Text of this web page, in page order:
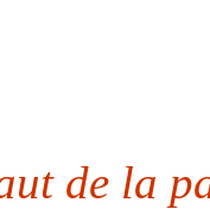
de la